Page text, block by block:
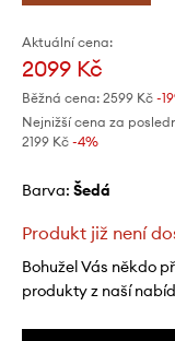
Aktuální cena:
2099 Kč
Běžná cena: 2599 Kč -
Nejnižší cena za
2199 Kč -4%
Barva: šedá
Produkt již není
Bohužel Vás někdo
produkty z naší